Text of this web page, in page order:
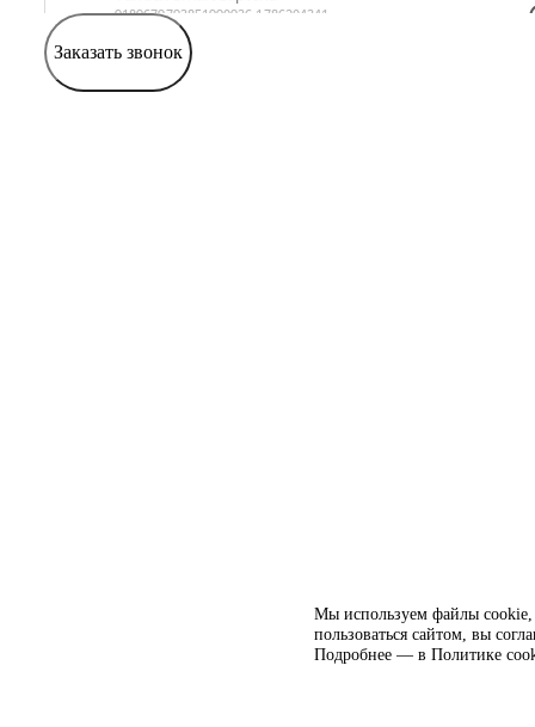
Мы используем файлы cookie,
пользоваться сайтом, вы
Подробнее — в Политике
Заказать звонок